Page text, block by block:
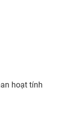
hoạt tính